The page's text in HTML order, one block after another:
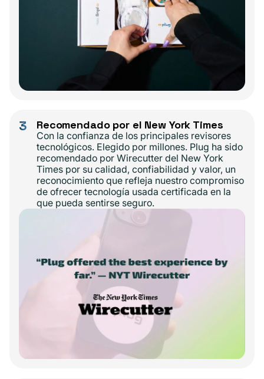
3 Recomendado por el New York Times
Con la confianza de los principales revisores
tecnológicos. Elegido por millones. Plug ha sido
recomendado por Wirecutter del New York
Times por su calidad, confiabilidad y valor, un
reconocimiento que refleja nuestro compromiso
de ofrecer tecnología usada certificada en la
que pueda sentirse seguro.